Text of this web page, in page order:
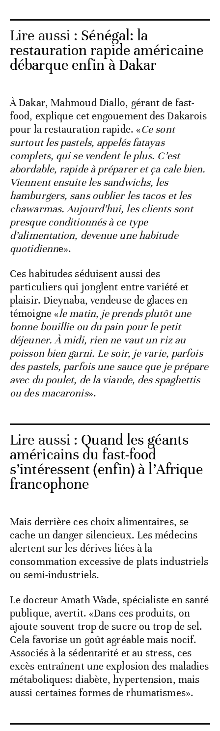
Lire aussi : Sénégal: la
restauration rapide américaine
débarque enfin à Dakar
À Dakar, Mahmoud Diallo, gérant de fast-
food, explique cet engouement des Dakarois
pour la restauration rapide. «Ce sont
surtout les pastels, appelés fatayas
complets, qui se vendent le plus. C’est
abordable, rapide à préparer et ça cale bien.
Viennent ensuite les sandwichs, les
hamburgers, sans oublier les tacos et les
chawarmas. Aujourd’hui, les clients sont
presque conditionnés à ce type
d’alimentation, devenue une habitude
quotidienne».
Ces habitudes séduisent aussi des
particuliers qui jonglent entre variété et
plaisir. Dieynaba, vendeuse de glaces en
témoigne «le matin, je prends plutôt une
bonne bouillie ou du pain pour le petit
déjeuner. À midi, rien ne vaut un riz au
poisson bien garni. Le soir, je varie, parfois
des pastels, parfois une sauce que je prépare
avec du poulet, de la viande, des spaghettis
ou des macaronis».
Lire aussi : Quand les géants
américains du fast-food
s’intéressent (enfin) à l’Afrique
francophone
Mais derrière ces choix alimentaires, se
cache un danger silencieux. Les médecins
alertent sur les dérives liées à la
consommation excessive de plats industriels
ou semi-industriels.
Le docteur Amath Wade, spécialiste en santé
publique, avertit. «Dans ces produits, on
ajoute souvent trop de sucre ou trop de sel.
Cela favorise un goût agréable mais nocif.
Associés à la sédentarité et au stress, ces
excès entraînent une explosion des maladies
métaboliques: diabète, hypertension, mais
aussi certaines formes de rhumatismes».